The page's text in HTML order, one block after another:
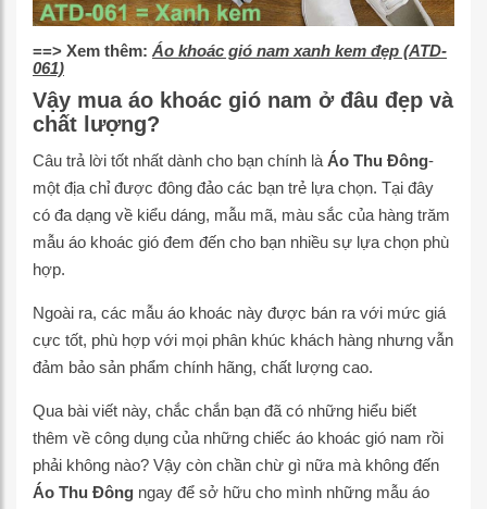
==> Xem thêm: Áo khoác gió nam xanh kem đẹp (ATD-
061)
Vậy mua áo khoác gió nam ở đâu đẹp và
chất lượng?
Câu trả lời tốt nhất dành cho bạn chính là Áo Thu Đông-
một địa chỉ được đông đảo các bạn trẻ lựa chọn. Tại đây
có đa dạng về kiểu dáng, mẫu mã, màu sắc của hàng trăm
mẫu áo khoác gió đem đến cho bạn nhiều sự lựa chọn phù
hợp.
Ngoài ra, các mẫu áo khoác này được bán ra với mức giá
cực tốt, phù hợp với mọi phân khúc khách hàng nhưng vẫn
đảm bảo sản phẩm chính hãng, chất lượng cao.
Qua bài viết này, chắc chắn bạn đã có những hiểu biết
thêm về công dụng của những chiếc áo khoác gió nam rồi
phải không nào? Vậy còn chần chừ gì nữa mà không đến
Áo Thu Đông ngay để sở hữu cho mình những mẫu áo